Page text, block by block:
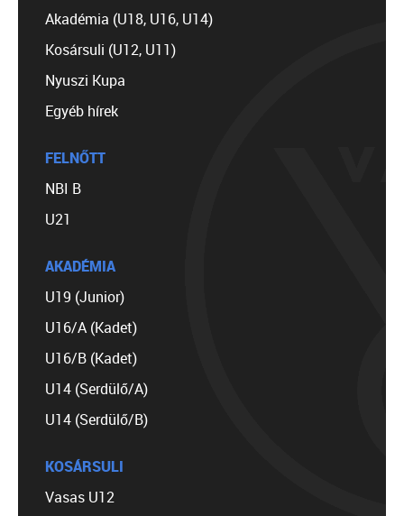
Akadémia (U18, U16, U14)
Kosársuli (U12, U11)
Nyuszi Kupa
Egyéb hírek
FELNŐTT
NBI B
U21
AKADÉMIA
U19 (Junior)
U16/A (Kadet)
U16/B (Kadet)
U14 (Serdülő/A)
U14 (Serdülő/B)
KOSÁRSULI
Vasas U12